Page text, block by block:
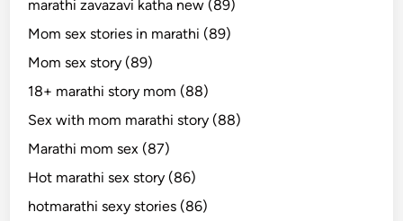
marathi zavazavi katha new (89)
Mom sex stories in marathi (89)
Mom sex story (89)
18+ marathi story mom (88)
Sex with mom marathi story (88)
Marathi mom sex (87)
Hot marathi sex story (86)
hotmarathi sexy stories (86)